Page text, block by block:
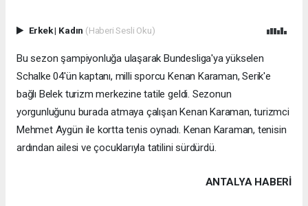
Erkek| Kadın (Haberi Sesli Oku)
Bu sezon şampiyonluğa ulaşarak Bundesliga'ya yükselen
Schalke 04'ün kaptanı, milli sporcu Kenan Karaman, Serik'e
bağlı Belek turizm merkezine tatile geldi. Sezonun
yorgunluğunu burada atmaya çalışan Kenan Karaman, turizmci
Mehmet Aygün ile kortta tenis oynadı. Kenan Karaman, tenisin
ardından ailesi ve çocuklarıyla tatilini sürdürdü.
ANTALYA HABERİ